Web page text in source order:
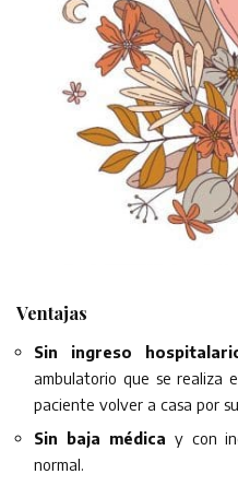
Ventajas
Sin ingreso
ambulatorio que se realiza
paciente volver a casa por
Sin baja médica y con
normal.